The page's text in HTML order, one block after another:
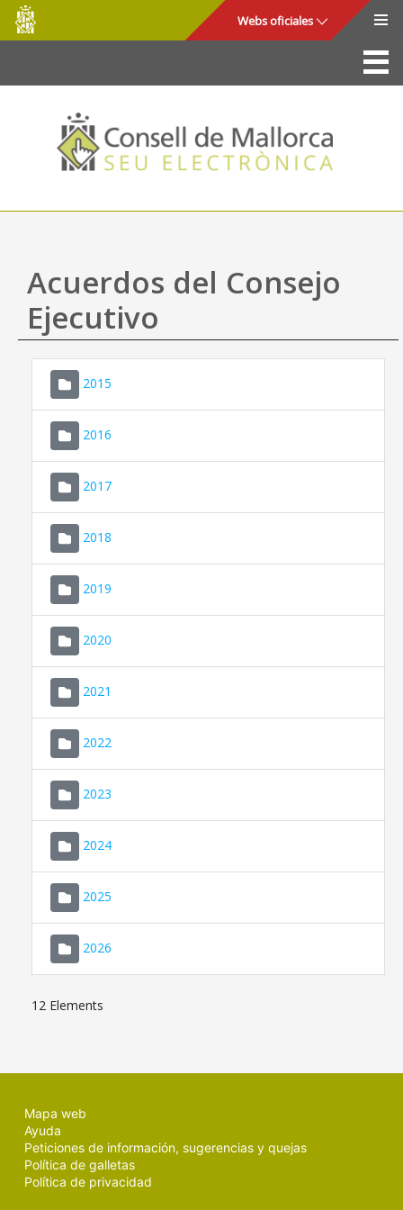
Saltar al contenido principal
Consell
de
Mallorca
Webs oficiales
La Sede
Consejo de Mallorca
Acceso y seguridad
Utilidades
Mapa web
Ayuda
Acuerdos del Consejo
Ejecutivo
2015
2016
2017
2018
2019
2020
2021
2022
2023
2024
2025
2026
12 Elements
Mapa web
Ayuda
Peticiones de información, sugerencias y quejas
Política de galletas
Política de privacidad